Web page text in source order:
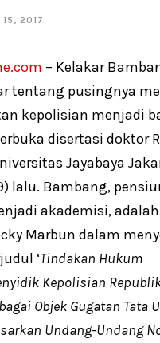
15, 2017
– Kelakar
tentang pusingnya
kepolisian menjadi
disertasi doktor
Jayabaya
lalu. Bambang,
akademisi,
Marbun dalam
‘Tindakan Hukum
Kepolisian
Objek Gugatan Tata
Undang-Undang